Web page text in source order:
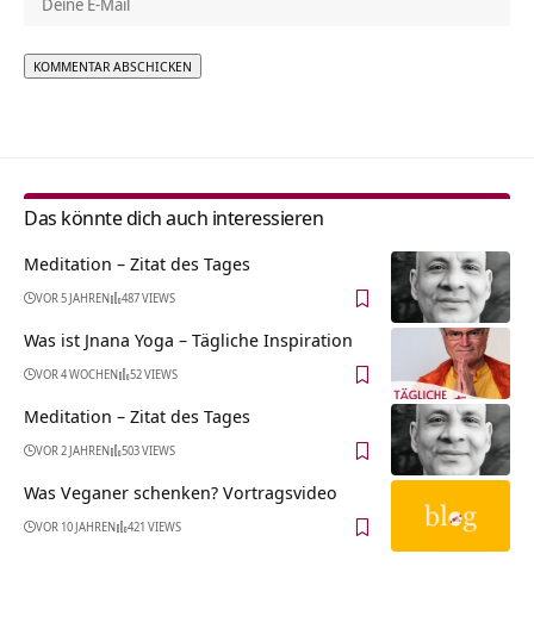
Das könnte dich auch interessieren
Meditation – Zitat des Tages
VOR 5 JAHREN 487 VIEWS
Was ist Jnana Yoga – Tägliche Inspiration
VOR 4 WOCHEN 52 VIEWS
Meditation – Zitat des Tages
VOR 2 JAHREN 503 VIEWS
Was Veganer schenken? Vortragsvideo
VOR 10 JAHREN 421 VIEWS